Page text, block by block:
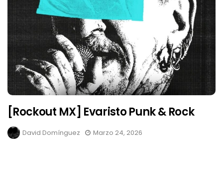
[Rockout MX] Evaristo Punk & Rock
David Domínguez Marzo 24, 2026